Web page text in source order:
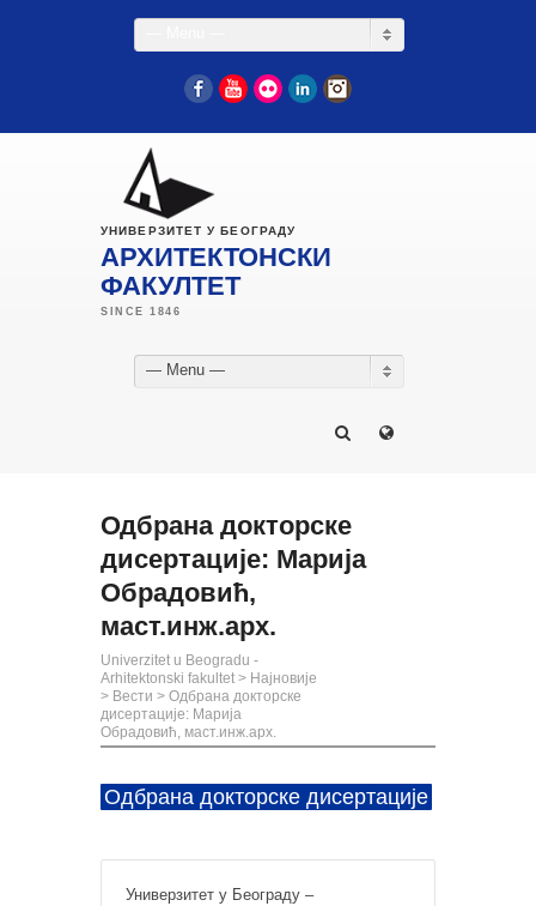
FacebookYouTube
Flickr LinkedIn
УНИВЕРЗИТЕТ У БЕОГРАДУ
АРХИТЕКТОНСКИ
ФАКУЛТЕТ
— Menu —
Одбрана докторске
дисертације: Марија
Обрадовић,
маст.инж.арх.
Univerzitet u Beogradu -
Arhitektonski fakultet > Најновије
> Вести > Одбрана докторске
дисертације: Марија
Обрадовић, маст.инж.арх.
Одбрана докторске дисертације
Универзитет у Београду –